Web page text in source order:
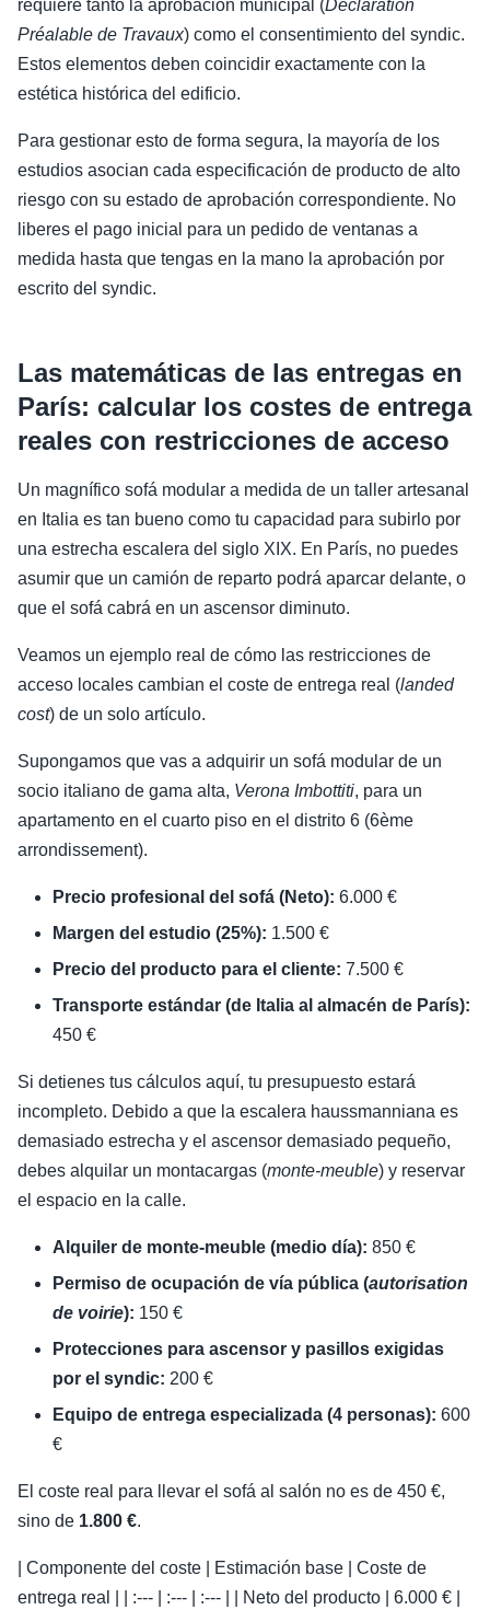
requiere tanto la aprobación municipal (Déclaration
Préalable de Travaux) como el consentimiento del syndic.
Estos elementos deben coincidir exactamente con la
estética histórica del edificio.
Para gestionar esto de forma segura, la mayoría de los
estudios asocian cada especificación de producto de alto
riesgo con su estado de aprobación correspondiente. No
liberes el pago inicial para un pedido de ventanas a
medida hasta que tengas en la mano la aprobación por
escrito del syndic.
Las matemáticas de las entregas en
París: calcular los costes de entrega
reales con restricciones de acceso
Un magnífico sofá modular a medida de un taller artesanal
en Italia es tan bueno como tu capacidad para subirlo por
una estrecha escalera del siglo XIX. En París, no puedes
asumir que un camión de reparto podrá aparcar delante, o
que el sofá cabrá en un ascensor diminuto.
Veamos un ejemplo real de cómo las restricciones de
acceso locales cambian el coste de entrega real (landed
cost) de un solo artículo.
Supongamos que vas a adquirir un sofá modular de un
socio italiano de gama alta, Verona Imbottiti, para un
apartamento en el cuarto piso en el distrito 6 (6ème
arrondissement).
Precio profesional del sofá (Neto): 6.000 €
Margen del estudio (25%): 1.500 €
Precio del producto para el cliente: 7.500 €
Transporte estándar (de Italia al almacén de París):
450 €
Si detienes tus cálculos aquí, tu presupuesto estará
incompleto. Debido a que la escalera haussmanniana es
demasiado estrecha y el ascensor demasiado pequeño,
debes alquilar un montacargas (monte-meuble) y reservar
el espacio en la calle.
Alquiler de monte-meuble (medio día): 850 €
Permiso de ocupación de vía pública (autorisation
de voirie): 150 €
Protecciones para ascensor y pasillos exigidas
por el syndic: 200 €
Equipo de entrega especializada (4 personas): 600
€
El coste real para llevar el sofá al salón no es de 450 €,
sino de 1.800 €.
| Componente del coste | Estimación base | Coste de
entrega real | | :--- | :--- | :--- | | Neto del producto | 6.000 € |